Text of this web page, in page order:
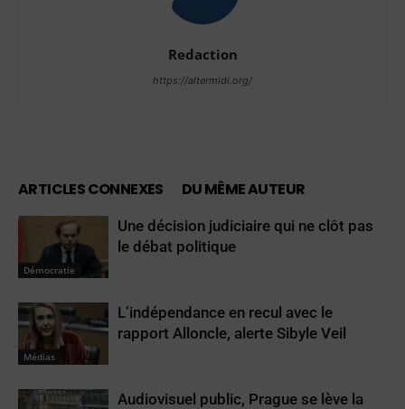
Redaction
https://altermidi.org/
ARTICLES CONNEXES DU MÊME AUTEUR
Démocratie
Une décision judiciaire qui ne clôt pas
le débat politique
Médias
L’indépendance en recul avec le
rapport Alloncle, alerte Sibyle Veil
Audiovisuel public, Prague se lève la